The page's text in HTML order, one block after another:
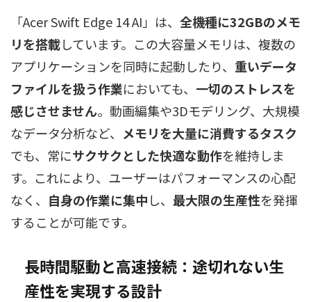
「Acer Swift Edge 14 AI」は、 全機種に32GBのメモ
リを搭載しています。この大容量メモリは、複数の
アプリケーションを同時に起動したり、 重いデータ
ファイルを扱う作業においても、 一切のストレスを
感じさせません。動画編集や3Dモデリング、大規模
なデータ分析など、 メモリを大量に消費するタスク
でも、常にサクサクとした快適な動作を維持しま
す。これにより、ユーザーはパフォーマンスの心配
なく、 自身の作業に集中し、 最大限の生産性を発揮
することが可能です。
長時間駆動と高速接続：途切れない生
産性を実現する設計